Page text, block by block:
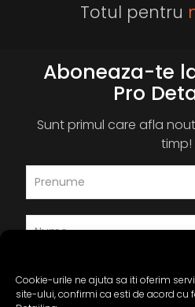
Cookie-urile ne ajuta sa iti oferim
site-ului, confirmi ca esti de acord cu
Totul pentru
Aboneaza-te
Pro
Sunt primul care afla
timp!